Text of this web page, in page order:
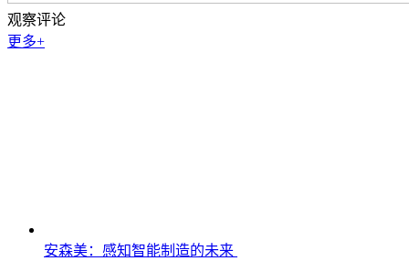
观察评论
更多+
安森美：感知智能制造的未来